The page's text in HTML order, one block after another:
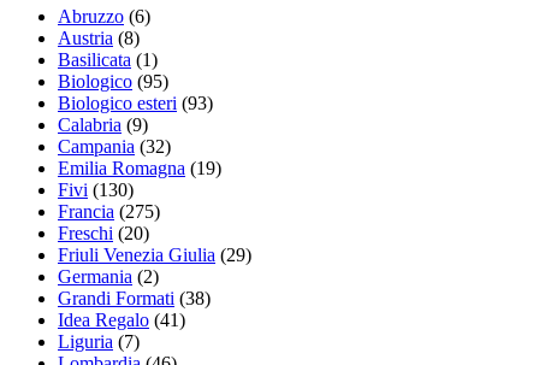
Abruzzo (6)
Austria (8)
Basilicata (1)
Biologico (95)
Biologico esteri (93)
Calabria (9)
Campania (32)
Emilia Romagna (19)
Fivi (130)
Francia (275)
Freschi (20)
Friuli Venezia Giulia (29)
Germania (2)
Grandi Formati (38)
Idea Regalo (41)
Liguria (7)